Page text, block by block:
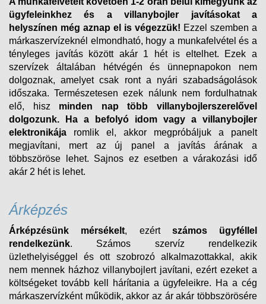
ügyfeleinkhez és a villanybojler javításokat a
helyszínen még aznap el is végezzük! Ezzel szemben a
márkaszervízeknél elmondható, hogy a munkafelvétel és a
tényleges javítás között akár 1 hét is eltelhet. Ezek a
szervízek általában hétvégén és ünnepnapokon nem
dolgoznak, amelyet csak ront a nyári szabadságolások
időszaka. Természetesen ezek nálunk nem fordulhatnak
elő, hisz minden nap több villanybojlerszerelővel
dolgozunk.
Ha a befolyó idom vagy a villanybojler
elektronikája romlik el, akkor megpróbáljuk a panelt
megjavítani, mert az új panel a javítás árának a
többszöröse lehet. Sajnos ez esetben a várakozási idő
akár 2 hét is lehet.
Árképzés
Árképzésünk mérsékelt, ezért számos ügyféllel
rendelkezünk. Számos szervíz rendelkezik
üzlethelyiséggel és ott szobrozó alkalmazottakkal, akik
nem mennek házhoz villanybojlert javítani, ezért ezeket a
költségeket tovább kell hárítania a ügyfeleikre. Ha a cég
márkaszervízként működik, akkor az ár akár többszörösére